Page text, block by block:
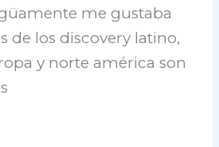
me gustaba
de los discovery latino,
y norte américa son